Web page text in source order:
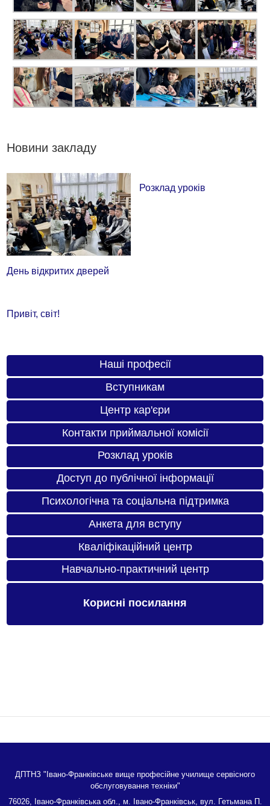
Новини закладу
День відкритих дверей
Розклад уроків
Привіт, світ!
Наші професії
Вступникам
Центр кар'єри
Контакти приймальної комісії
Розклад уроків
Доступ до публічної інформації
Психологічна та соціальна підтримка
Анкета для вступу
Кваліфікаційний центр
Навчально-практичний центр
Корисні посилання
ДПТНЗ "Івано-Франківське вище професійне училище сервісного
обслуговування техніки"
76026, Івано-Франківська обл., м. Івано-Франківськ, вул. Гетьмана П.